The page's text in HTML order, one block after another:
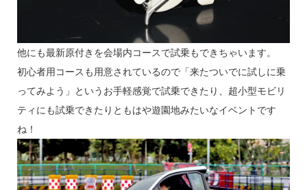
他にも最新原付きを会場内コースで試乗もできちゃいます。
初心者用コースも用意されているので「来たついでに試しに乗
ってみよう」というお手軽感覚で試乗できたり、超小型モビリ
ティにも試乗できたりともはや遊園地みたいなイベントです
ね！